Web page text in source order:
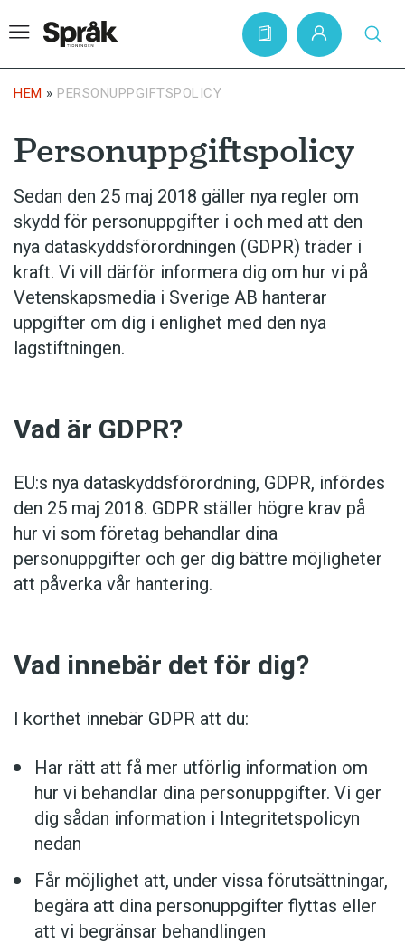
Hem
Krönikor
Språkfrågor
Skrivtips
Bokrecensioner
Kviss
Annonsera
Prenumerera
Läs Språktidningen digitalt
Press
HEM » PERSONUPPGIFTSPOLICY
Personuppgiftspolicy
Sedan den 25 maj 2018 gäller nya regler om
skydd för personuppgifter i och med att den
nya dataskyddsförordningen (GDPR) träder i
kraft. Vi vill därför informera dig om hur vi på
Vetenskapsmedia i Sverige AB hanterar
uppgifter om dig i enlighet med den nya
lagstiftningen.
Vad är GDPR?
EU:s nya dataskyddsförordning, GDPR, infördes
den 25 maj 2018. GDPR ställer högre krav på
hur vi som företag behandlar dina
personuppgifter och ger dig bättre möjligheter
att påverka vår hantering.
Vad innebär det för dig?
I korthet innebär GDPR att du:
Har rätt att få mer utförlig information om
hur vi behandlar dina personuppgifter. Vi ger
dig sådan information i Integritetspolicyn
nedan
Får möjlighet att, under vissa förutsättningar,
begära att dina personuppgifter flyttas eller
att vi begränsar behandlingen